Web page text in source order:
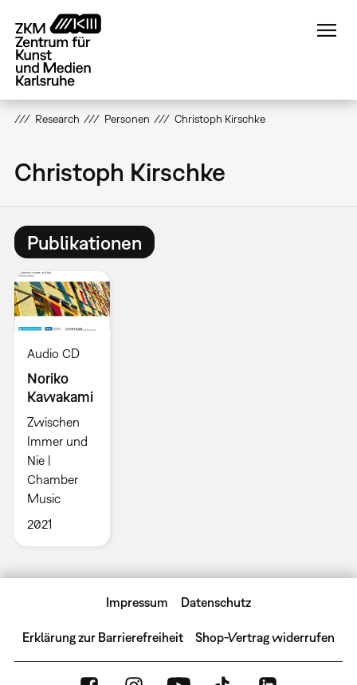
zum
Inhalt
Research Personen Christoph Kirschke
Christoph Kirschke
Publikationen
Audio CD
Noriko
Kawakami
Zwischen
Immer und
Nie |
Chamber
Music
2021
Impressum Datenschutz
Erklärung zur Barrierefreiheit Shop-Vertrag widerrufen